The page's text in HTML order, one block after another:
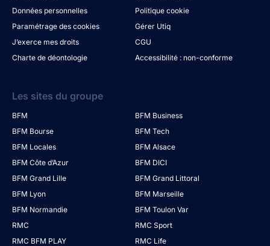
Données personnelles
Politique cookie
Paramétrage des cookies
Gérer Utiq
J’exerce mes droits
CGU
Charte de déontologie
Accessibilité : non-conforme
Les sites du groupe
BFM
BFM Business
BFM Bourse
BFM Tech
BFM Locales
BFM Alsace
BFM Côte d’Azur
BFM DICI
BFM Grand Lille
BFM Grand Littoral
BFM Lyon
BFM Marseille
BFM Normandie
BFM Toulon Var
RMC
RMC Sport
RMC BFM PLAY
RMC Life